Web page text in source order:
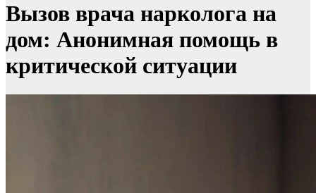
Вызов врача нарколога на
дом: Анонимная помощь в
критической ситуации